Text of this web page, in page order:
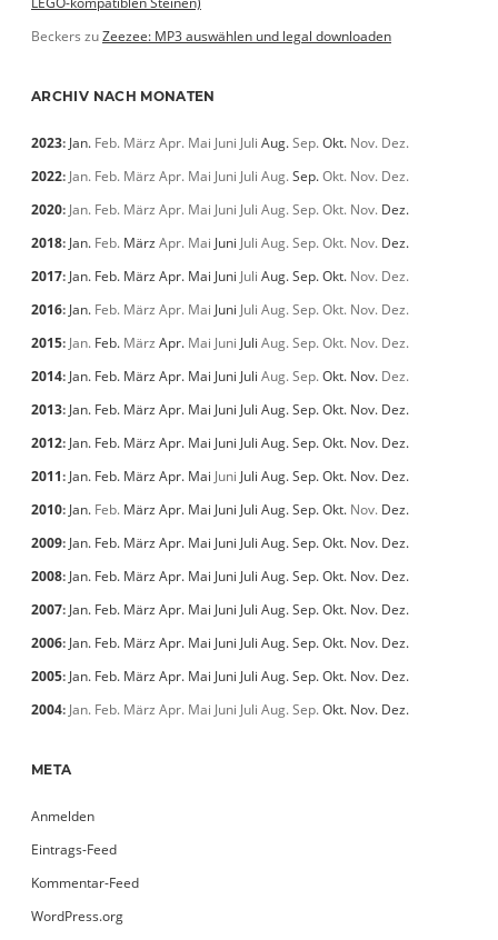
Beckers zuZeezee: MP3 auswählen und legal downloaden
ARCHIV NACH MONATEN
2023: Jan. Feb. März Apr. Mai Juni Juli Aug.Sep.Okt. Nov. Dez.
2022: Jan. Feb. März Apr. Mai Juni Juli Aug.Sep.Okt. Nov. Dez.
2020: Jan. Feb. März Apr. Mai Juni Juli Aug.Sep.Okt. Nov. Dez.
2018: Jan. Feb. März Apr. Mai Juni Juli Aug.Sep.Okt. Nov. Dez.
2017: Jan. Feb. März Apr. Mai Juni Juli Aug.Sep.Okt. Nov. Dez.
2016: Jan. Feb. März Apr. Mai Juni Juli Aug.Sep.Okt. Nov. Dez.
2015: Jan. Feb. März Apr. Mai Juni Juli Aug.Sep.Okt. Nov. Dez.
2014: Jan. Feb. März Apr. Mai Juni Juli Aug.Sep.Okt. Nov. Dez.
2013: Jan. Feb. März Apr. Mai Juni Juli Aug.Sep.Okt. Nov. Dez.
2012: Jan. Feb. März Apr. Mai Juni Juli Aug.Sep.Okt. Nov. Dez.
2011: Jan. Feb. März Apr. Mai Juni Juli Aug.Sep.Okt. Nov. Dez.
2010: Jan. Feb. März Apr. Mai Juni Juli Aug.Sep.Okt. Nov. Dez.
2009: Jan. Feb. März Apr. Mai Juni Juli Aug.Sep.Okt. Nov. Dez.
2008: Jan. Feb. März Apr. Mai Juni Juli Aug.Sep.Okt. Nov. Dez.
2007: Jan. Feb. März Apr. Mai Juni Juli Aug.Sep.Okt. Nov. Dez.
2006: Jan. Feb. März Apr. Mai Juni Juli Aug.Sep.Okt. Nov. Dez.
2005: Jan. Feb. März Apr. Mai Juni Juli Aug.Sep.Okt. Nov. Dez.
2004: Jan. Feb. März Apr. Mai Juni Juli Aug.Sep.Okt. Nov. Dez.
META
Anmelden
Eintrags-Feed
Kommentar-Feed
WordPress.org